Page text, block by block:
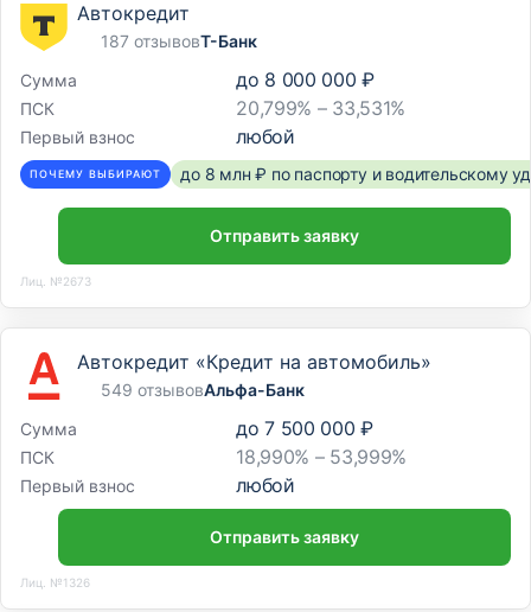
Автокредит
187 отзывовТ-Банк
Сумма
до 8 000 000 ₽
ПСК 20,799% – 33,531%
Первый взнос любой
ПОЧЕМУ ВЫБИРАЮТ до 8 млн ₽ по паспорту и водительскому
Отправить заявку
Лиц. №2673
Автокредит «Кредит на автомобиль»
549 отзывовАльфа-Банк
Сумма
до 7 500 000 ₽
ПСК 18,990% – 53,999%
Первый взнос любой
Отправить заявку
Лиц. №1326